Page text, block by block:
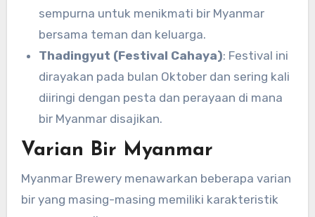
sempurna untuk menikmati bir Myanmar
bersama teman dan keluarga.
Thadingyut (Festival Cahaya): Festival ini
dirayakan pada bulan Oktober dan sering kali
diiringi dengan pesta dan perayaan di mana
bir Myanmar disajikan.
Varian Bir Myanmar
Myanmar Brewery menawarkan beberapa varian
bir yang masing-masing memiliki karakteristik